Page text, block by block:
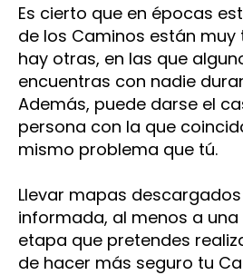
Es cierto que en épocas
de los Caminos están muy
hay otras, en las que
encuentras con nadie
Además, puede darse el
persona con la que
mismo problema que tú.
Llevar mapas descargados
informada, al menos a
etapa que pretendes
de hacer más seguro tu